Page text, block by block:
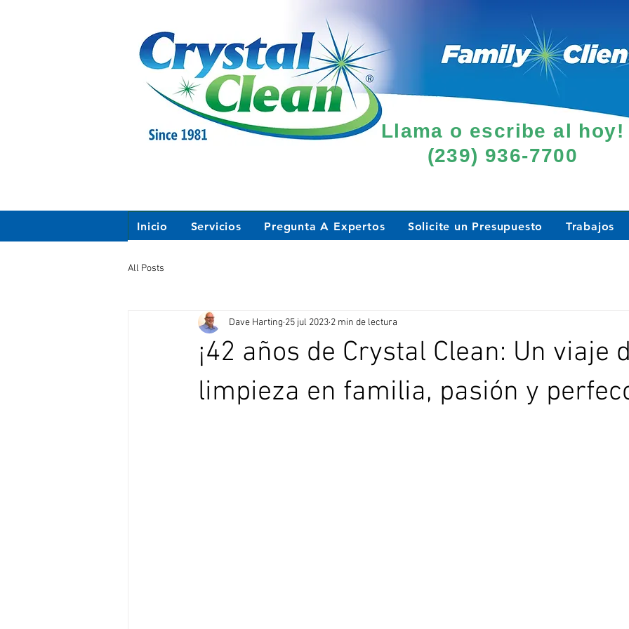
Llama o escribe al hoy!
(239) 936-7700
Inicio Servicios Pregunta A Expertos Solicite un Presupuesto Trabajos
All Posts
¡42 años de Crystal Clean: Un viaje
limpieza en familia, pasión y
Dave Harting 25 jul 2023 2 min de lectura